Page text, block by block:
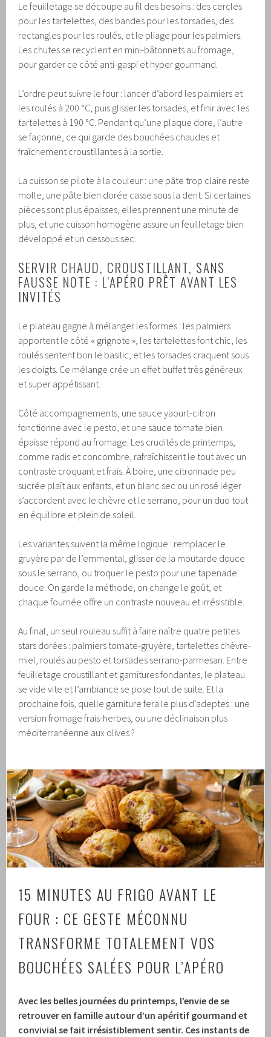
Le feuilletage se découpe au fil des besoins : des cercles
pour les tartelettes, des bandes pour les torsades, des
rectangles pour les roulés, et le pliage pour les palmiers.
Les chutes se recyclent en mini-bâtonnets au fromage,
pour garder ce côté anti-gaspi et hyper gourmand.
L’ordre peut suivre le four : lancer d’abord les palmiers et
les roulés à 200 °C, puis glisser les torsades, et finir avec les
tartelettes à 190 °C. Pendant qu’une plaque dore, l’autre
se façonne, ce qui garde des bouchées chaudes et
fraîchement croustillantes à la sortie.
La cuisson se pilote à la couleur : une pâte trop claire reste
molle, une pâte bien dorée casse sous la dent. Si certaines
pièces sont plus épaisses, elles prennent une minute de
plus, et une cuisson homogène assure un feuilletage bien
développé et un dessous sec.
SERVIR CHAUD, CROUSTILLANT, SANS
FAUSSE NOTE : L’APÉRO PRÊT AVANT LES
INVITÉS
Le plateau gagne à mélanger les formes : les palmiers
apportent le côté « grignote », les tartelettes font chic, les
roulés sentent bon le basilic, et les torsades craquent sous
les doigts. Ce mélange crée un effet buffet très généreux
et super appétissant.
Côté accompagnements, une sauce yaourt-citron
fonctionne avec le pesto, et une sauce tomate bien
épaisse répond au fromage. Les crudités de printemps,
comme radis et concombre, rafraîchissent le tout avec un
contraste croquant et frais. À boire, une citronnade peu
sucrée plaît aux enfants, et un blanc sec ou un rosé léger
s’accordent avec le chèvre et le serrano, pour un duo tout
en équilibre et plein de soleil.
Les variantes suivent la même logique : remplacer le
gruyère par de l’emmental, glisser de la moutarde douce
sous le serrano, ou troquer le pesto pour une tapenade
douce. On garde la méthode, on change le goût, et
chaque fournée offre un contraste nouveau et irrésistible.
Au final, un seul rouleau suffit à faire naître quatre petites
stars dorées : palmiers tomate-gruyère, tartelettes chèvre-
miel, roulés au pesto et torsades serrano-parmesan. Entre
feuilletage croustillant et garnitures fondantes, le plateau
se vide vite et l’ambiance se pose tout de suite. Et la
prochaine fois, quelle garniture fera le plus d’adeptes : une
version fromage frais-herbes, ou une déclinaison plus
méditerranéenne aux olives ?
15 MINUTES AU FRIGO AVANT LE
FOUR : CE GESTE MÉCONNU
TRANSFORME TOTALEMENT VOS
BOUCHÉES SALÉES POUR L’APÉRO
Avec les belles journées du printemps, l’envie de se
retrouver en famille autour d’un apéritif gourmand et
convivial se fait irrésistiblement sentir. Ces instants de